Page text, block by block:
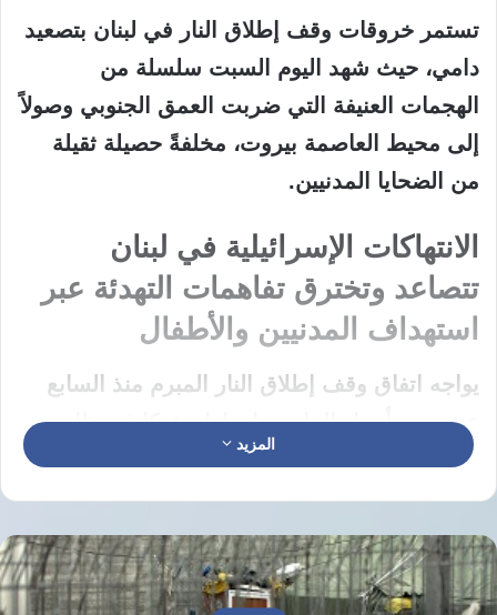
تستمر خروقات وقف إطلاق النار في لبنان بتصعيد
دامي، حيث شهد اليوم السبت سلسلة من
الهجمات العنيفة التي ضربت العمق الجنوبي وصولاً
إلى محيط العاصمة بيروت، مخلفةً حصيلة ثقيلة
من الضحايا المدنيين.
الانتهاكات الإسرائيلية في لبنان
تتصاعد وتخترق تفاهمات التهدئة عبر
استهداف المدنيين والأطفال
يواجه اتفاق وقف إطلاق النار المبرم منذ السابع
عشر من أبريل الماضي انهيارا وشيكا في ظل
التصعيد العسكري الواسع الذي تشنه القوات
الإسرائيلية على مناطق متفرقة، حيث شنت
الطائرات الحربية سلسلة من الغارات العنيفة
استهدفت بلدات في الجنوب والضاحية الجنوبية
المزيد